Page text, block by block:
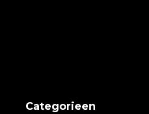
Categorieen